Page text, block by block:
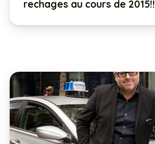
rechages au cours de 2015!!